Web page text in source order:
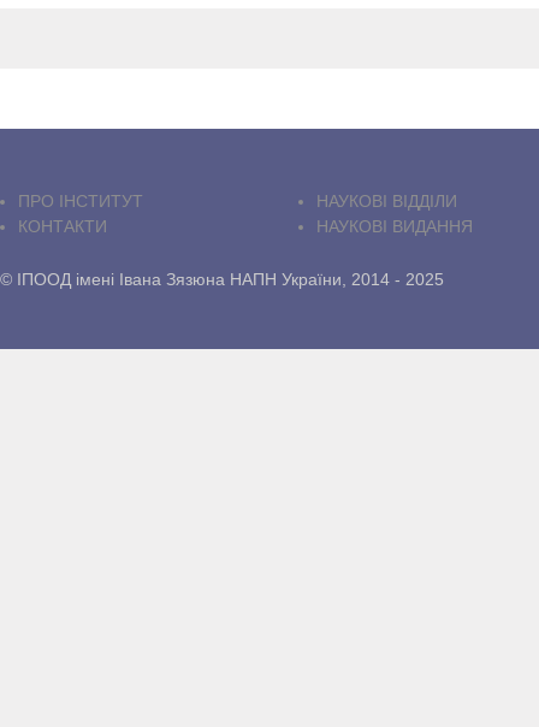
ПРО IНСТИТУТ
КОНТАКТИ
НАУКОВІ ВІДДІЛИ
НАУКОВІ ВИДАННЯ
© ІПООД імені Івана Зязюна НАПН України, 2014 - 2025